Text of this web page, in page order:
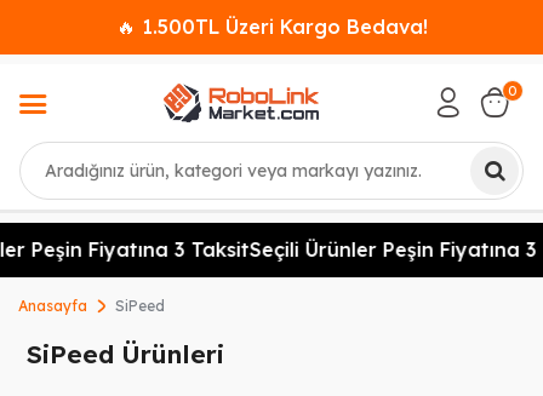
🔥 1.500TL Üzeri Kargo Bedava!
Ara
0
Peşin Fiyatına 3 TaksitSeçili Ürünler Peşin Fiyatına 3
Anasayfa SiPeed
SiPeed Ürünleri